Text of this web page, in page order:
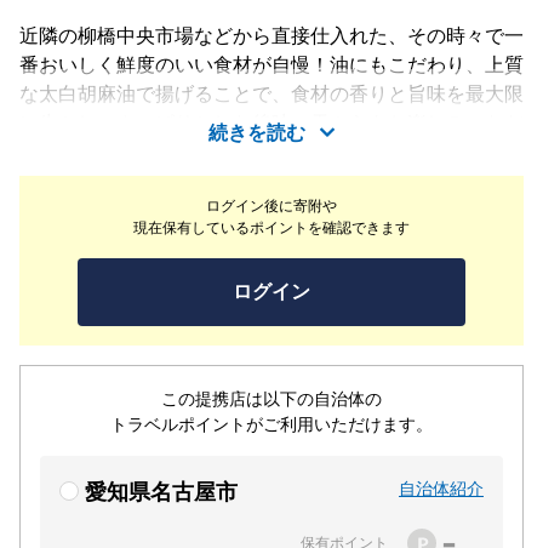
ログイン後に寄附や
現在保有しているポイントを確認できます
ログイン
この提携店は以下の自治体の
トラベルポイントがご利用いただけます。
愛知県名古屋市 自治体紹介
保有ポイント
近隣の柳橋中央市場などから直接仕入れた、その時々で一
番おいしく鮮度のいい食材が自慢！油にもこだわり、上質
な太白胡麻油で揚げることで、食材の香りと旨味を最大限
に生かし、さっぱりとした後味の天ぷらをお楽しみいただ
けます。名古屋駅直結の地下街チカマチラウンジにありな
がら、昔ながらの屋台のような情緒と活気がある雰囲気も
続きを読む